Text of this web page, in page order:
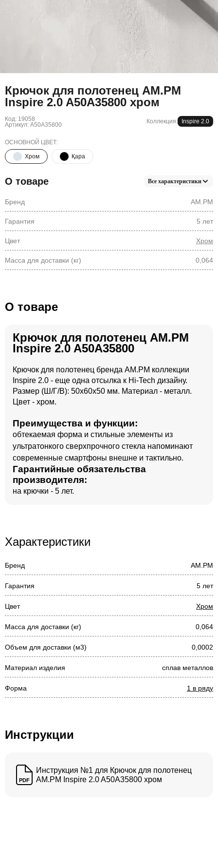
Крючок для полотенец AM.PM
Inspire 2.0 A50A35800 хром
Код: 19058
Артикул: A50A35800
Коллекция: Inspire 2.0
ОСНОВНОЙ ЦВЕТ:
Хром Қара
О товаре Все характеристики
Бренд AM.PM
Гарантия 5 лет
Цвет Хром
Масса для доставки (кг) 0,064
О товаре
Крючок для полотенец AM.PM
Inspire 2.0 A50A35800
Крючок для полотенец бренда AM.PM коллекции
Inspire 2.0 - еще одна отсылка к Hi-Tech дизайну.
Размер (Ш/Г/В): 50x60x50 мм. Материал - металл.
Цвет - хром.
Преимущества и функции:
обтекаемая форма и стильные элементы из
ультратонкого сверхпрочного стекла напоминают
современные смартфоны внешне и тактильно.
Гарантийные обязательства
производителя:
на крючки - 5 лет.
Характеристики
Бренд AM.PM
Гарантия 5 лет
Цвет Хром
Масса для доставки (кг) 0,064
Объем для доставки (м3) 0,0002
Материал изделия сплав металлов
Форма 1 в ряду
Инструкции
PDF
Инструкция №1 для Крючок для полотенец
AM.PM Inspire 2.0 A50A35800 хром